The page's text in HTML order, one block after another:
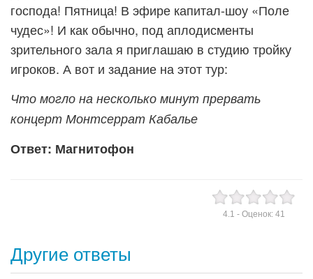
господа! Пятница! В эфире капитал-шоу «Поле
чудес»! И как обычно, под аплодисменты
зрительного зала я приглашаю в студию тройку
игроков. А вот и задание на этот тур:
Что могло на несколько минут прервать
концерт Монтсеррат Кабалье
Ответ: Магнитофон
4.1 - Оценок: 41
Другие ответы